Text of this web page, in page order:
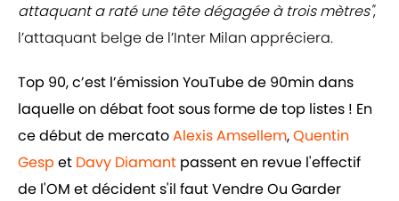
attaquant a raté une tête dégagée à trois mètres",
l’attaquant belge de l’Inter Milan appréciera.
Top 90, c’est l’émission YouTube de 90min dans
laquelle on débat foot sous forme de top listes ! En
ce début de mercatoAlexis Amsellem,Quentin
Gesp et Davy Diamant passent en revue l'effectif
de l'OM et décident s'il faut Vendre Ou Garder